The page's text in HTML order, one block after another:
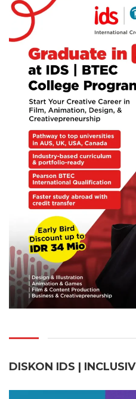
DISKON IDS | INCLUSIV